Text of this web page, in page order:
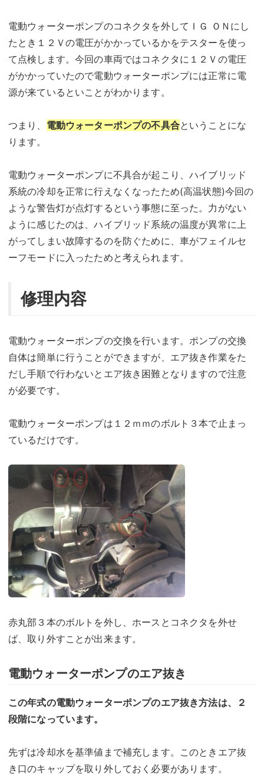
電動ウォーターポンプのコネクタを外してＩＧ ＯＮにし
たとき１２Ｖの電圧がかかっているかをテスターを使っ
て点検します。今回の車両ではコネクタに１２Ｖの電圧
がかかっていたので電動ウォーターポンプには正常に電
源が来ているといことがわかります。
つまり、 電動ウォーターポンプの不具合ということにな
ります。
電動ウォーターポンプに不具合が起こり、ハイブリッド
系統の冷却を正常に行えなくなったため(高温状態)今回の
ような警告灯が点灯するという事態に至った。力がない
ように感じたのは、ハイブリッド系統の温度が異常に上
がってしまい故障するのを防ぐために、車がフェイルセ
ーフモードに入ったためと考えられます。
修理内容
電動ウォーターポンプの交換を行います。ポンプの交換
自体は簡単に行うことができますが、エア抜き作業をた
だし手順で行わないとエア抜き困難となりますので注意
が必要です。
電動ウォーターポンプは１２ｍｍのボルト３本で止まっ
ているだけです。
赤丸部３本のボルトを外し、ホースとコネクタを外せ
ば、取り外すことが出来ます。
電動ウォーターポンプのエア抜き
この年式の電動ウォーターポンプのエア抜き方法は、２
段階になっています。
先ずは冷却水を基準値まで補充します。このときエア抜
き口のキャップを取り外しておく必要があります。